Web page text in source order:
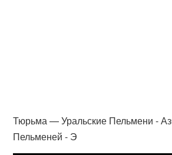
Тюрьма — Уральские Пельмени -
Пельменей - Э